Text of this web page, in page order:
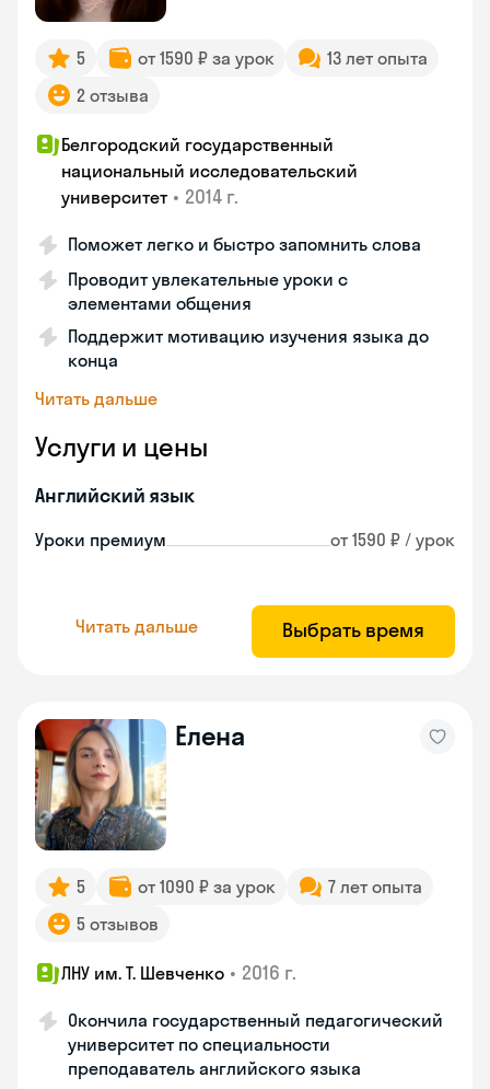
5 от 1590 ₽ за урок
13 лет опыта
2 отзыва
Белгородский государственный
национальный исследовательский
университет • 2014 г.
Поможет легко и быстро запомнить слова
Проводит увлекательные уроки с
элементами общения
Поддержит мотивацию изучения языка до
конца
Читать дальше
Услуги и цены
Английский язык
Уроки премиум от 1590 ₽ / урок
Читать дальше Выбрать время
Елена
5 от 1090 ₽ за урок
7 лет опыта
5 отзывов
ЛНУ им. Т. Шевченко • 2016 г.
Окончила государственный педагогический
университет по специальности
преподаватель английского языка